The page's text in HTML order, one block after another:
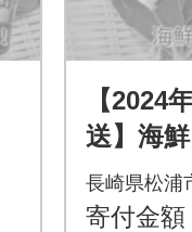
【2024
送】海
県産本
柵セッ
長崎県松浦
寄付金額